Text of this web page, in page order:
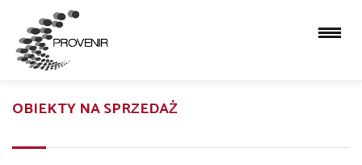
OBIEKTY NA SPRZEDAŻ